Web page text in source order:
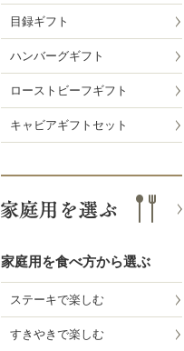
目録ギフト
ハンバーグギフト
ローストビーフギフト
キャビアギフトセット
家庭用を食べ方から選ぶ
ステーキで楽しむ
すきやきで楽しむ